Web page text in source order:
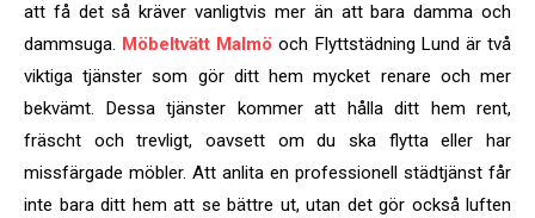
att få det så kräver vanligtvis mer än att bara damma och
dammsuga. Möbeltvätt Malmö och Flyttstädning Lund är två
viktiga tjänster som gör ditt hem mycket renare och mer
bekvämt. Dessa tjänster kommer att hålla ditt hem rent,
fräscht och trevligt, oavsett om du ska flytta eller har
missfärgade möbler. Att anlita en professionell städtjänst får
inte bara ditt hem att se bättre ut, utan det gör också luften